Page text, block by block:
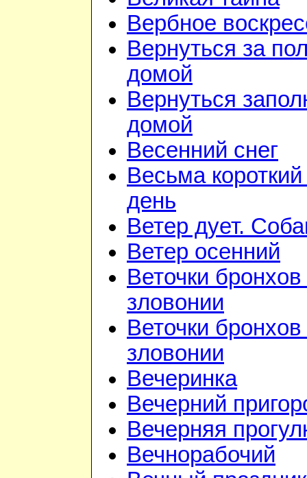
Вербное
Вернуться за
домой
Вернуться
домой
Весенний снег
Весьма
день
Ветер дует.
Ветер осенний
Веточки
зловонии
Веточки
зловонии
Вечеринка
Вечерний
Вечерняя
Вечнорабочий